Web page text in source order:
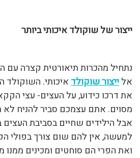
ייצור של שוקולד איכותי ביותר
נתחיל מהכרות תיאורטית קצרה עם
אלייצור שוקולדאיכותי. השוקולד
את דרכו כידוע, על העצים- עצי
מסוים. אתם עצמכם סביר להניח לא
אבל הילידים שחיים בסביבת
למעשה, אין להם שום צורך בפולי
ואת הפרי הם סוחטים ומכינים